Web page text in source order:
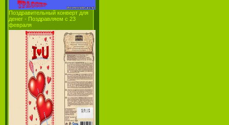
Поздравительный конверт для
денег - Поздравляем с 23
февраля